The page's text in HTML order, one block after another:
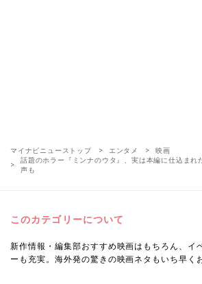
マイナビニューストップ エンタメ
映画
話題のホラー『ミンナのウタ』、実は本編に仕込ま
声も
このカテゴリーについて
新作情報・編集部おすすめ映画はもちろん、イ
ーも充実。海外発の驚きの映画ネタもいち早く